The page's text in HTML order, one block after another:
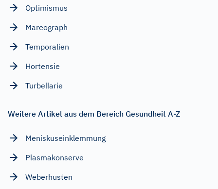
Optimismus
Mareograph
Temporalien
Hortensie
Turbellarie
Weitere Artikel aus dem Bereich Gesundheit A-Z
Meniskuseinklemmung
Plasmakonserve
Weberhusten